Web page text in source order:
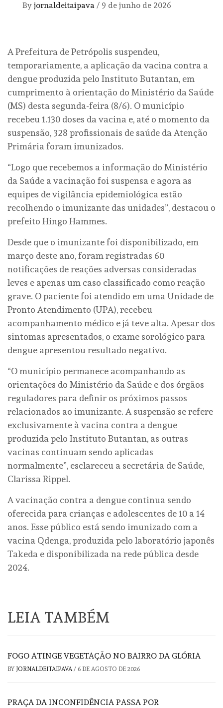
By jornaldeitaipava / 9 de junho de 2026
A Prefeitura de Petrópolis suspendeu,
temporariamente, a aplicação da vacina contra a
dengue produzida pelo Instituto Butantan, em
cumprimento à orientação do Ministério da Saúde
(MS) desta segunda-feira (8/6). O município
recebeu 1.130 doses da vacina e, até o momento da
suspensão, 328 profissionais de saúde da Atenção
Primária foram imunizados.
“Logo que recebemos a informação do Ministério
da Saúde a vacinação foi suspensa e agora as
equipes de vigilância epidemiológica estão
recolhendo o imunizante das unidades”, destacou o
prefeito Hingo Hammes.
Desde que o imunizante foi disponibilizado, em
março deste ano, foram registradas 60
notificações de reações adversas consideradas
leves e apenas um caso classificado como reação
grave. O paciente foi atendido em uma Unidade de
Pronto Atendimento (UPA), recebeu
acompanhamento médico e já teve alta. Apesar dos
sintomas apresentados, o exame sorológico para
dengue apresentou resultado negativo.
“O município permanece acompanhando as
orientações do Ministério da Saúde e dos órgãos
reguladores para definir os próximos passos
relacionados ao imunizante. A suspensão se refere
exclusivamente à vacina contra a dengue
produzida pelo Instituto Butantan, as outras
vacinas continuam sendo aplicadas
normalmente”, esclareceu a secretária de Saúde,
Clarissa Rippel.
A vacinação contra a dengue continua sendo
oferecida para crianças e adolescentes de 10 a 14
anos. Esse público está sendo imunizado com a
vacina Qdenga, produzida pelo laboratório japonês
Takeda e disponibilizada na rede pública desde
2024.
LEIA TAMBÉM
FOGO ATINGE VEGETAÇÃO NO BAIRRO DA GLÓRIA
BY JORNALDEITAIPAVA/ 6 DE AGOSTO DE 2026
PRAÇA DA INCONFIDÊNCIA PASSA POR